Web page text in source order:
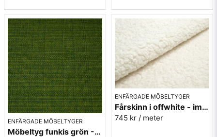
ENFÄRGADE MÖBELTYGER
Möbeltyg funkis grön - Grass - Funk nr.9719
ENFÄRGADE MÖBELTYGER
Fårskinn i offwhite - imitation - Gute 102
745 kr / meter